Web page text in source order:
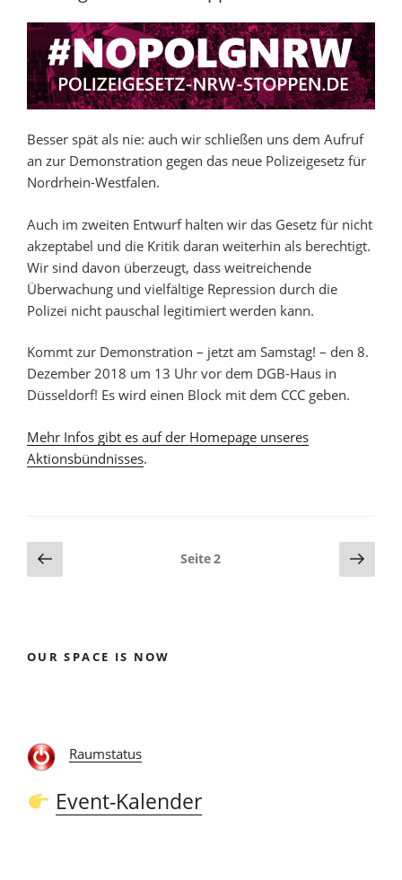
Besser spät als nie: auch wir schließen uns dem Aufruf
an zur Demonstration gegen das neue Polizeigesetz für
Nordrhein-Westfalen.
Auch im zweiten Entwurf halten wir das Gesetz für nicht
akzeptabel und die Kritik daran weiterhin als berechtigt.
Wir sind davon überzeugt, dass weitreichende
Überwachung und vielfältige Repression durch die
Polizei nicht pauschal legitimiert werden kann.
Kommt zur Demonstration – jetzt am Samstag! – den 8.
Dezember 2018 um 13 Uhr vor dem DGB-Haus in
Düsseldorf! Es wird einen Block mit dem CCC geben.
Mehr Infos gibt es auf der Homepage unseres
Aktionsbündnisses.
Seitennummerierung
der
Vorherige
Seite
Seite2
Seite
OUR SPACE IS NOW
Raumstatus
Event-Kalender